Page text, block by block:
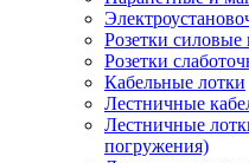
Розетки силовые
Розетки
Кабельные лотки
Лестничные
Лестничные
погружения)